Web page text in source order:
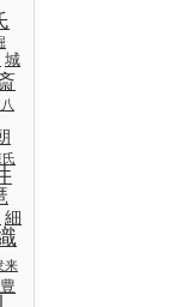
城
細
来
豊